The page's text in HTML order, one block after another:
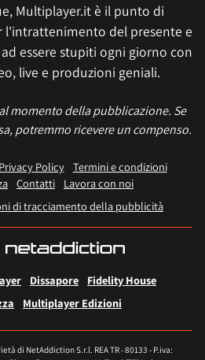
Multiplayer.it è il punto di
del presente e
essere stupiti ogni giorno con
live e produzioni geniali.
momento della pubblicazione. Se
potremmo ricevere un compenso.
Privacy Policy
Termini e condizioni
Contatti
Lavora con noi
di tracciamento della pubblicità
Dissapore
Fidelity House
Multiplayer Edizioni
di NetAddiction S.r.l. REA TR - 80133 - P.iva: